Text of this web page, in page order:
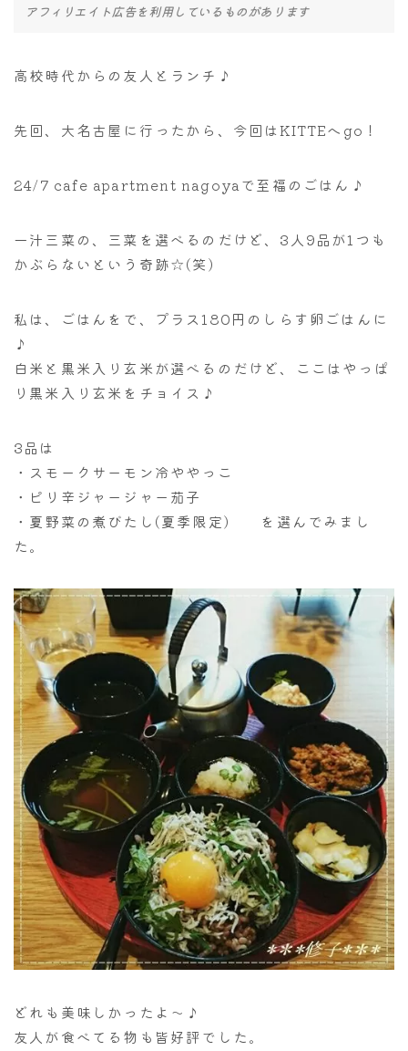
アフィリエイト広告を利用しているものがあります
高校時代からの友人とランチ♪
先回、大名古屋に行ったから、今回はKITTEへgo！
24/7 cafe apartment nagoyaで至福のごはん♪
一汁三菜の、三菜を選べるのだけど、3人9品が1つも
かぶらないという奇跡☆(笑)
私は、ごはんをで、プラス180円のしらす卵ごはんに
♪
白米と黒米入り玄米が選べるのだけど、ここはやっぱ
り黒米入り玄米をチョイス♪
3品は
・スモークサーモン冷ややっこ
・ピリ辛ジャージャー茄子
・夏野菜の煮びたし(夏季限定) を選んでみまし
た。
どれも美味しかったよ～♪
友人が食べてる物も皆好評でした。